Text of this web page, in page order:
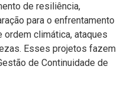
de resiliência,
para o enfrentamento
climática, ataques
Esses projetos fazem
de Continuidade de